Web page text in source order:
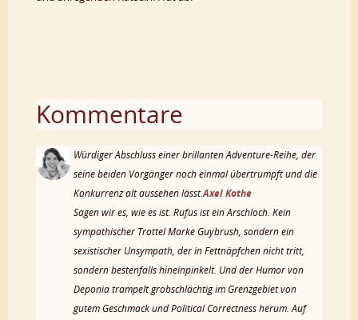
Kommentare
Würdiger Abschluss einer brillanten Adventure-Reihe, der
seine beiden Vorgänger noch einmal übertrumpft und die
Konkurrenz alt aussehen lässt.Axel Kothe
Sagen wir es, wie es ist. Rufus ist ein Arschloch. Kein
sympathischer Trottel Marke Guybrush, sondern ein
sexistischer Unsympath, der in Fettnäpfchen nicht tritt,
sondern bestenfalls hineinpinkelt. Und der Humor von
Deponia trampelt grobschlächtig im Grenzgebiet von
gutem Geschmack und Political Correctness herum. Auf